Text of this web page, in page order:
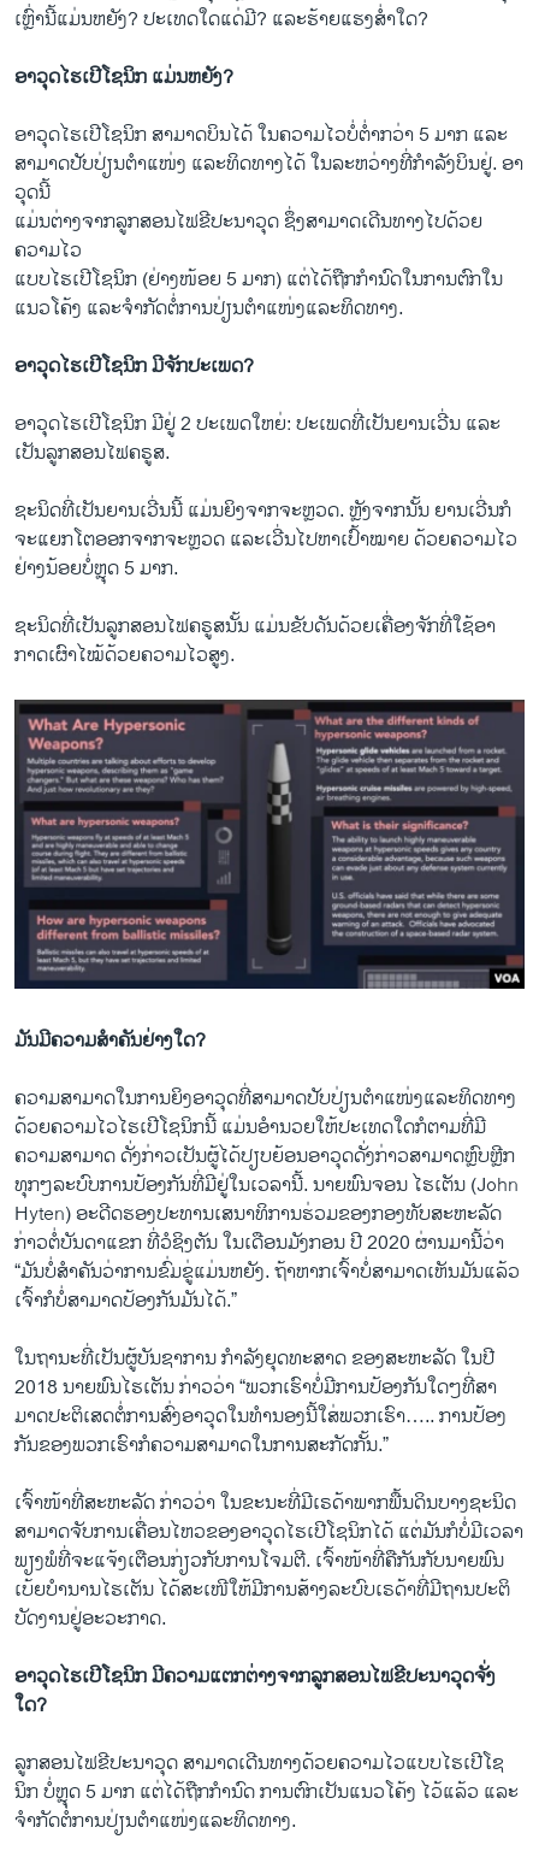
ພາສາຕ່າງໆ
ເຫຼົ່າ​ນີ້​ແມ່ນ​ຫຍັງ? ປະ​ເທດ​ໃດແດ່ມີ​? ແລະ​ຮ້າຍ​ແຮງ​ສ່ຳ​ໃດ?
ອາ​ວຸດ​ໄຮ​ເປີ​ໂຊ​ນິກ ແມ່ນ​ຫຍັງ?
ອາ​ວຸດ​ໄຮ​ເປີ​ໂຊ​ນິກ ສາ​ມາດ​ບິນ​ໄດ້​ ໃນ​ຄວາມ​ໄວ​ບໍ່​ຕ່ຳ​ກວ່າ 5 ມາກ ແລະ​
ສາ​ມາດ​ປັບ​ປ່ຽນຕຳ​ແໜ່ງ​ ແລະ​ທິດ​ທາງ​ໄດ້ ໃນ​ລະ​ຫວ່າງ​ທີ່​ກຳ​ລັງ​ບິນ​ຢູ່. ອາ​
ວຸດນີ້
ແມ່ນ​ຕ່າງ​ຈາກ​ລູກ​ສອນ​ໄຟ​ຂີ​ປະ​ນາ​ວຸດ ຊຶ່ງ​ສາ​ມາດ​ເດີນ​ທາງ​ໄປ​ດ້ວຍ​
ຄວາມ​ໄວ
ແບບ​ໄຮ​ເປີ​ໂຊ​ນິກ (ຢ່າງ​ໜ້ອຍ 5 ມາກ) ແຕ່​ໄດ້ຖືກ​ກຳ​ນົດ​ໃນການ​ຕົກ​ໃນ​
ແນວ​ໂຄ້ງ ແລະ​ຈຳ​ກັດ​ຕໍ່ການ​ປ່ຽ​ນ​ຕຳ​ແໜ່ງ​ແລະ​ທິດ​ທາງ.
ອາ​ວຸດ​ໄຮ​ເປີ​ໂຊ​ນິກ ມີຈັກ​ປະ​ເພດ?
ອາ​ວຸດ​ໄຮ​ເປີ​ໂຊ​ນິກ ມີ​ຢູ່ 2 ປະ​ເພດ​ໃຫຍ່: ​ປະ​ເພດ​ທີ່ເປັນ​ຍານ​ເວີ່ນ ແລະ​
ເປັນ​ລູກ​ສອນ​ໄຟ​ຄ​ຣູ​ສ.
ຊະ​ນິດ​ທີ່​ເປັນ​ຍານ​ເວີ່ນນີ້ ແມ່ນ​ຍິງ​ຈາກ​ຈະ​ຫຼວດ. ຫຼັງ​ຈາກນັ້ນ ຍານ​ເວີ່ນ​ກໍ​
ຈະ​ແຍກ​ໂຕ​ອອກ​ຈາກ​ຈະ​ຫຼວດ ແລະ​ເວີ່ນ​ໄປ​ຫາ​ເປົ້າ​ໝາຍ ​ດ້ວຍ​ຄວາມ​ໄວ ​
ຢ່າງ​ນ້ອຍ​ບໍ່​ຫຼຸດ 5 ມາກ.
ຊະ​ນິດ​ທີ່​ເປັນ​ລູກ​ສອນ​ໄຟ​ຄ​ຣູ​ສນັ້ນ ແມ່ນ​ຂັບ​ດັນດ້ວຍເຄື່ອງ​ຈັກ​ທີ່​ໃຊ້​ອາ​
ກາດ​ເຜົາ​ໄໝ້​ດ້ວຍ​ຄວາມ​ໄວ​ສູງ.
ມັນ​ມີ​ຄວາມ​ສຳ​ຄັນ​ຢ່າງ​ໃດ?
ຄວາມ​ສາ​ມາດ​ໃນ​ການ​ຍິງ​ອາ​ວຸດ​ທີ່​ສາ​ມາດ​ປັບ​ປ່ຽນ​ຕຳ​ແໜ່ງ​ແລະ​ທິດ​ທາງ​
ດ້ວຍ​ຄວາມ​ໄວ​ໄຮ​ເປີ​ໂຊ​ນິກນີ້ ແມ່ນ​ອຳ​ນວຍ​ໃຫ້​ປະ​ເທດ​ໃດ​ກໍ​ຕາມ​ທີ່​ມີ​
ຄວາມ​ສາ​ມາດ ດັ່ງ​ກ່າວ​ເປັນ​ຜູ້​ໄດ້​ປຽບຍ້ອ​ນ​ອາ​ວຸດ​ດັ່ງ​ກ່າວ​ສາ​ມາດ​ຫຼົບ​ຫຼີກ​
ທຸກໆ​ລະ​ບົບ​ການ​ປ້ອງ​ກັນ​ທີ່​ມີ​ຢູ່​ໃນ​ເວ​ລານີ້. ນາຍ​ພົນ​ຈອນ ໄຮ​ເຕັນ (John
Hyten) ​ອະ​ດີດ​ຮອງປະ​ທານ​ເສ​ນາ​ທິ​ການ​ຮ່ວມ​ຂອງກອງ​ທັບ​ສະ​ຫະ​ລັດ
ກ່າວ​ຕໍ່​ບັນ​ດາ​ແຂກ​ ທີ່​ວໍ​ຊິງ​ຕັນ ໃນ​ເດືອນ​ມັງ​ກອນ ​ປີ 2020 ຜ່ານ​ມານີ້​ວ່າ
“ມັນບໍ່​ສຳ​ຄັນ​ວ່າ​ການ​ຂົ່ມ​ຂູ່​ແມ່ນ​ຫຍັງ. ຖ້າ​ຫາກ​ເຈົ້າ​ບໍ່​ສາ​ມາດ​ເຫັນ​ມັນ​ແລ້ວ
ເຈົ້າ​ກໍ​ບໍ່​ສາ​ມາດ​ປ້ອງ​ກັນ​ມັນ​ໄດ້.”
ໃນ​ຖາ​ນະ​ທີ່​ເປັນ​ຜູ້​ບັນ​ຊາ​ການ ​ກຳ​ລັງ​ຍຸດ​ທະ​ສາດ ​ຂອງ​ສະ​ຫະ​ລັດ ໃນ​ປີ
2018 ນາຍ​ພົນ​ໄຮ​ເຕັນ ກ່າວ​ວ່າ “ພວກ​ເຮົາ​ບໍ່​ມີ​ການ​ປ້ອງ​ກັນ​ໃດໆ​ທີ່​ສາ​
ມາດ​ປະ​ຕິ​ເສດ​ຕໍ່​ການ​ສົ່ງ​ອາ​ວຸດ​ໃນ​ທຳ​ນອງນີ້​ໃສ່​ພວກ​ເຮົາ….. ການ​ປ້ອງ​
ກັນ​ຂອງ​ພວກ​ເຮົາ​ກໍ​ຄວາມສາ​ມາດໃນ​ການ​ສະ​ກັດ​ກັ້ນ.”
ເຈົ້າ​ໜ້າ​ທີ່​ສະ​ຫະ​ລັດ ກ່າວ​ວ່າ ໃນ​ຂະ​ນະ​ທີ່​ມີ​ເຣ​ດ້າ​ພາກ​ພື້ນ​ດິນ​ບາງ​ຊະ​ນິດ ​
ສາ​ມາດຈັບ​ການ​ເຄື່ອນ​ໄຫວ​ຂອງ​ອາ​ວຸດ​ໄຮ​ເປີ​ໂຊ​ນິກ​ໄດ້ ແຕ່​ມັນ​ກໍ​ບໍ່​ມີ​ເວ​ລາ​
ພຽງ​ພໍ​ທີ່​ຈະ​ແຈ້ງ​ເຕືອນ​ກ່ຽວ​ກັບ​ການ​ໂຈມ​ຕີ. ເຈົ້າ​ໜ້າ​ທີ່ຄື​ກັນ​ກັບ​ນາຍ​ພົນ​
ເບ້ຍ​ບຳ​ນານ​ໄຮ​ເຕັນ ໄດ້​ສະ​ເໜີ​ໃຫ້​ມີ​ການ​ສ້າງ​ລະ​ບົບ​ເຣ​ດ້າ​ທີ່​ມີ​ຖານ​ປະ​ຕິ​
ບັດ​ງານ​ຢູ່​ອະ​ວະ​ກາດ.
ອາ​ວຸດ​ໄຮ​ເປີ​ໂຊ​ນິກ ມີ​ຄວາມ​ແຕກ​ຕ່າງ​ຈາກ​ລູກ​ສອນ​ໄຟ​ຂີ​ປະ​ນາ​ວຸດ​ຈັ່ງ​
ໃດ?
ລູກ​ສອນ​ໄຟ​ຂີ​ປະ​ນາ​ວຸດ​ ສາ​ມາດ​ເດີນ​ທາງ​ດ້ວຍ​ຄວາມ​ໄວ​ແບບ​ໄຮ​ເປີ​ໂຊ​
ນິກ ບໍ່​ຫຼຸດ 5 ມາກ ແຕ່​ໄດ້ຖືກ​ກຳ​ນົດ​ ການ​ຕົກ​ເປັນ​ແນວ​ໂຄ້ງ ​ໄວ້​ແລ້ວ ແລະ​
ຈຳ​ກັດ​ຕໍ່ການ​ປ່ຽ​ນ​ຕຳ​ແໜ່ງ​ແລະ​ທິດ​ທາງ.